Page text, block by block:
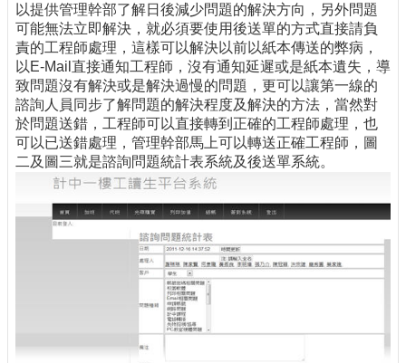
以提供管理幹部了解日後減少問題的解決方向，另外問題
可能無法立即解決，就必須要使用後送單的方式直接請負
責的工程師處理，這樣可以解決以前以紙本傳送的弊病，
以E-Mail直接通知工程師，沒有通知延遲或是紙本遺失，導
致問題沒有解決或是解決過慢的問題，更可以讓第一線的
諮詢人員同步了解問題的解決程度及解決的方法，當然對
於問題送錯，工程師可以直接轉到正確的工程師處理，也
可以已送錯處理，管理幹部馬上可以轉送正確工程師，圖
二及圖三就是諮詢問題統計表系統及後送單系統。